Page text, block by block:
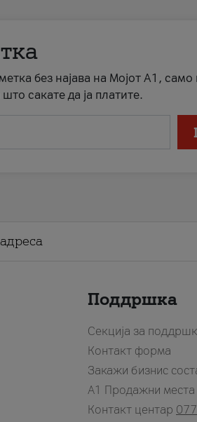
без најава на Мојот А1, само
сакате да ја платите.
Поддршка
Секција за
Контакт форма
Закажи бизнис
A1 Продажни места
Контакт центар